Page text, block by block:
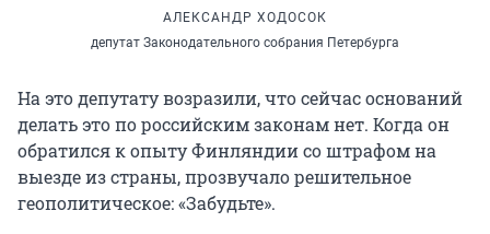
АЛЕКСАНДР ХОДОСОК
депутат Законодательного собрания Петербурга
На это депутату возразили, что сейчас оснований
делать это по российским законам нет. Когда он
обратился к опыту Финляндии со штрафом на
выезде из страны, прозвучало решительное
геополитическое: «Забудьте».